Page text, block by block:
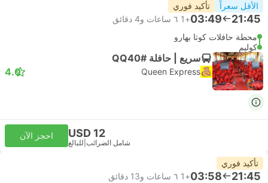
الأقل سعراً تأكيد فوري
21:45
03:49
+1
٦ ساعات و‫4 دقائق
محطة حافلات كوتا بهارو
كوليم
سريع | حافلة #QQ40
Queen Express
4.0
USD 12
شامل الضرائب للبالغ
احجز الآن
تأكيد فوري
21:45
03:58
+1
٦ ساعات و‫13 دقائق